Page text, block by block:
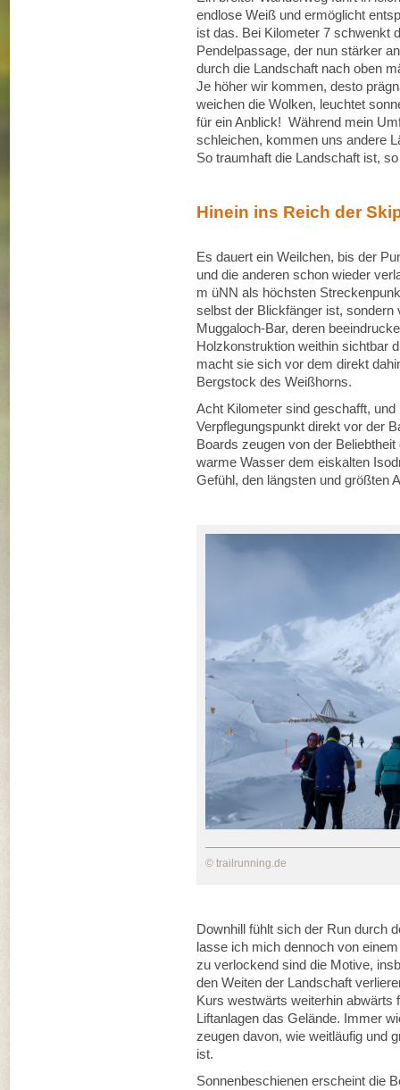
endlose Weiß und ermöglicht
ist das. Bei Kilometer 7 schwenkt
Pendelpassage, der nun stärker
durch die Landschaft nach oben
Je höher wir kommen, desto
weichen die Wolken, leuchtet
für ein Anblick! Während mein
schleichen, kommen uns andere
So traumhaft die Landschaft ist,
Hinein ins Reich der
Es dauert ein Weilchen, bis der
und die anderen schon wieder
m üNN als höchsten
selbst der Blickfänger ist,
Muggaloch-Bar, deren
Holzkonstruktion weithin sichtbar
macht sie sich vor dem direkt
Bergstock des Weißhorns.
Acht Kilometer sind geschafft,
Verpflegungspunkt direkt vor der
Boards zeugen von der
warme Wasser dem eiskalten
Gefühl, den längsten und größten
© trailrunning.de
Downhill fühlt sich der Run durch
lasse ich mich dennoch von
zu verlockend sind die Motive,
den Weiten der Landschaft
Kurs westwärts weiterhin
Liftanlagen das Gelände. Immer
zeugen davon, wie weitläufig und
ist.
Sonnenbeschienen erscheint die